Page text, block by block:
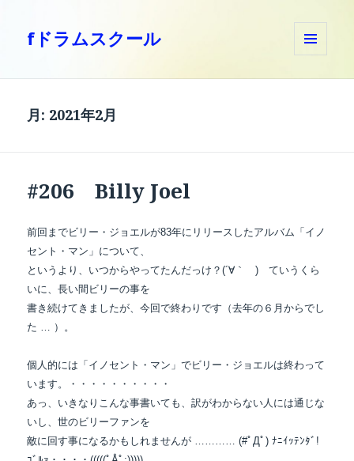
fドラムスクール
ーとウ
月: 2021年2月
#206 Billy Joel
前回までビリー・ジョエルが83年にリリースしたアルバム「イノ
セント・マン」について、
というより、いつからやってたんだっけ？(´∀｀ ) ていうくら
いに、長い間ビリーの事を
書き続けてきましたが、今回で終わりです（去年の６月からでし
た … ）。
個人的には「イノセント・マン」でビリー・ジョエルは終わって
います。・・・・・・・・・・
あっ、いきなりこんな事書いても、訳がわからない人には通じな
いし、世のビリーファンを
敵に回す事になるかもしれませんが ………… (#ﾟДﾟ) ﾅﾆｲｯﾃﾝﾀﾞ!